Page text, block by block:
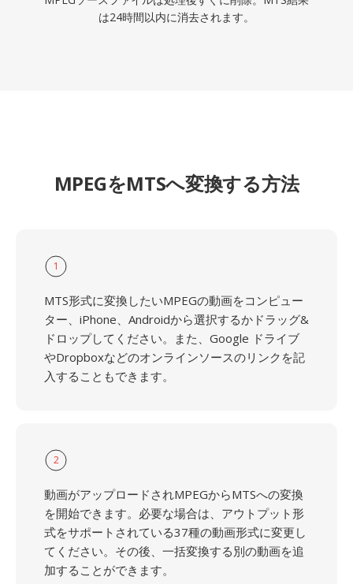
は24時間以内に消去されます。
MPEGをMTSへ変換する方法
1
MTS形式に変換したいMPEGの動画をコンピュー
ター、iPhone、Androidから選択するかドラッグ&
ドロップしてください。また、Google ドライブ
やDropboxなどのオンラインソースのリンクを記
入することもできます。
2
動画がアップロードされMPEGからMTSへの変換
を開始できます。必要な場合は、アウトプット形
式をサポートされている37種の動画形式に変更し
てください。その後、一括変換する別の動画を追
加することができます。